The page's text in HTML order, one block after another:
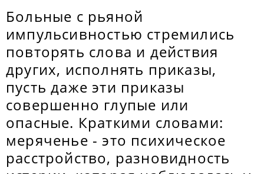
Больные с рьяной
импульсивностью стремились
повторять слова и действия
других, исполнять приказы,
пусть даже эти приказы
совершенно глупые или
опасные. Краткими словами:
меряченье - это психическое
расстройство, разновидность